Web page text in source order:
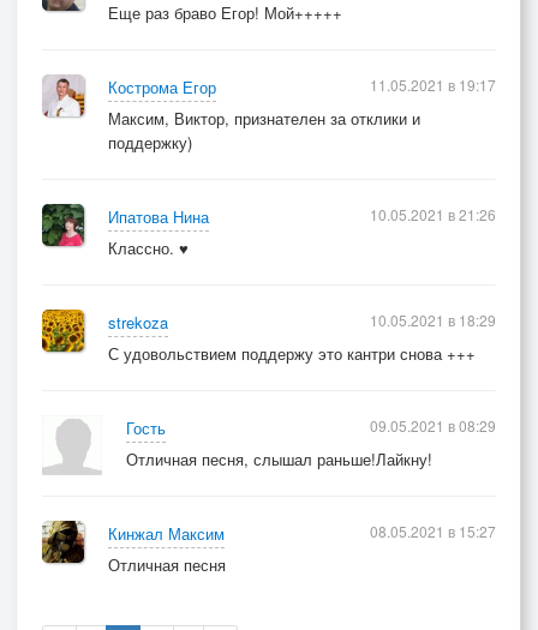
Еще раз браво Егор! Мой+++++
Кострома Егор
Максим, Виктор, признателен за отклики и
поддержку)
11.05.2021 в 19:17
Ипатова Нина
Классно. ♥
10.05.2021 в 21:26
strekoza
С удовольствием поддержу это кантри снова +++
10.05.2021 в 18:29
Гость
Отличная песня, слышал раньше!Лайкну!
09.05.2021 в 08:29
Кинжал Максим
Отличная песня
08.05.2021 в 15:27